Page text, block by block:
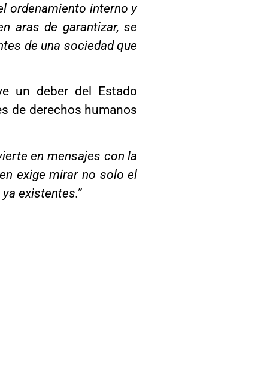
ordenamiento interno y
aras de garantizar, se
de una sociedad que
un deber del Estado
de derechos humanos
en mensajes con la
exige mirar no solo el
existentes.”